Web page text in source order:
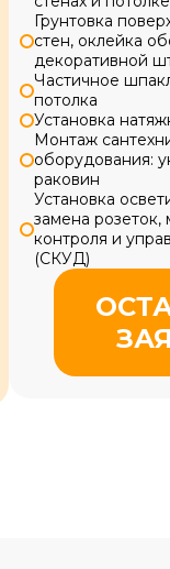
Грунтовка
стен, оклейка
декоративной
Частичное
потолка
Установка
Монтаж
оборудования:
раковин
Установка
замена розеток,
контроля и
(СКУД)